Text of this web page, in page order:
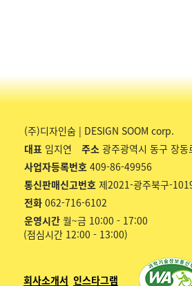
(주)디자인숨 | DESIGN SOOM corp.
대표임지연 주소광주광역시 동구 장동
사업자등록번호409-86-49956
통신판매신고번호제2021-광주북구-
전화062-716-6102
운영시간월~금 10:00 - 17:00
(점심시간 12:00 - 13:00)
회사소개서 인스타그램